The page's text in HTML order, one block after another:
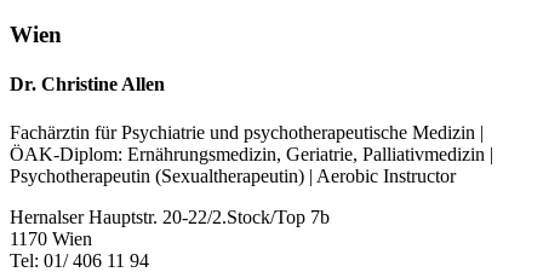
Wien
Dr. Christine Allen
Fachärztin für Psychiatrie und psychotherapeutische Medizin |
ÖAK-Diplom: Ernährungsmedizin, Geriatrie, Palliativmedizin |
Psychotherapeutin (Sexualtherapeutin) | Aerobic Instructor
Hernalser Hauptstr. 20-22/2.Stock/Top 7b
1170 Wien
Tel: 01/ 406 11 94